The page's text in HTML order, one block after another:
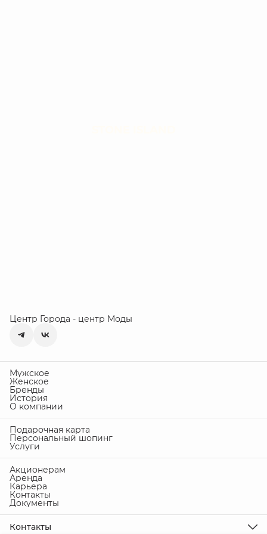
Центр Города - центр Моды
Мужское
Женское
Бренды
История
О компании
Подарочная карта
Персональный шопинг
Услуги
Акционерам
Аренда
Карьера
Контакты
Документы
Контакты